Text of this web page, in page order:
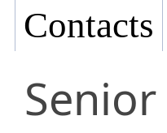
Contacts